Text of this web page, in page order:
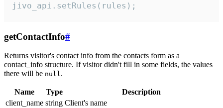
jivo_api.setRules(rules);
getContactInfo#
Returns visitor's contact info from the contacts form as a
contact_info structure. If visitor didn't fill in some fields, the values
there will be null.
Name Type
Description
client_name string Client's name